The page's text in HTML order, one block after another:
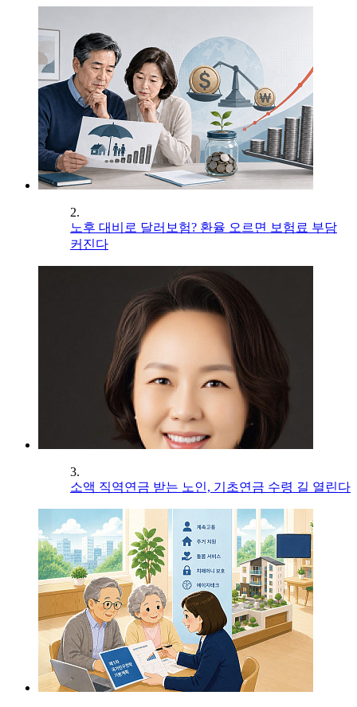
2.
노후 대비로 달러보험? 환율 오르면 보험료 부담
커진다
3.
소액 직역연금 받는 노인, 기초연금 수령 길 열린다